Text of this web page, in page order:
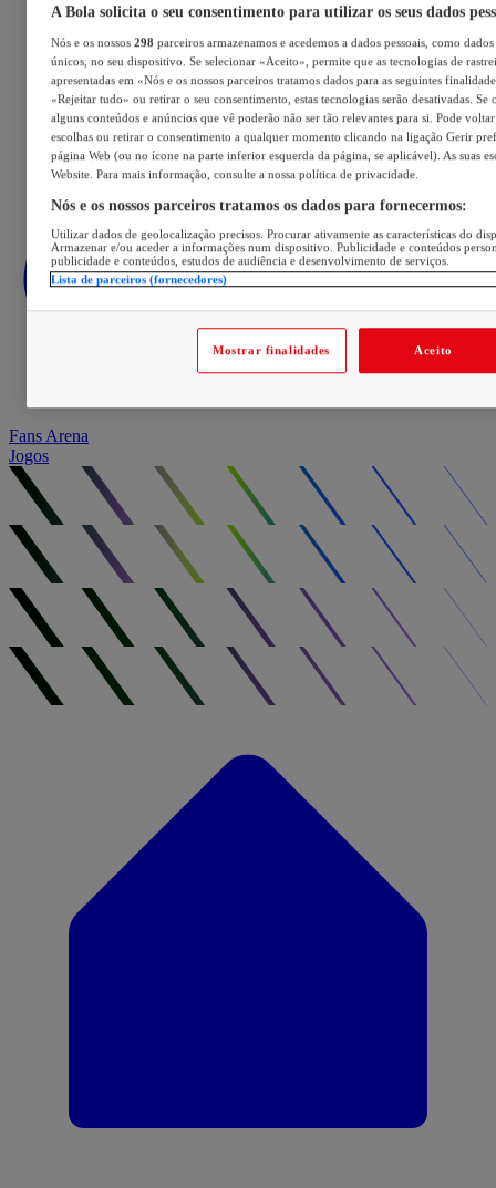
Fans Arena
Jogos
A Bola solicita o seu consentimento para utilizar os seus dados
Nós e os nossos 298 parceiros armazenamos e acedemos a dados pessoais, como
únicos, no seu dispositivo. Se selecionar «Aceito», permite que as tecnologias de
apresentadas em «Nós e os nossos parceiros tratamos dados para as seguintes
«Rejeitar tudo» ou retirar o seu consentimento, estas tecnologias serão desativadas. Se
alguns conteúdos e anúncios que vê poderão não ser tão relevantes para si. Pode voltar
escolhas ou retirar o consentimento a qualquer momento clicando na ligação Gerir
página Web (ou no ícone na parte inferior esquerda da página, se aplicável). As suas
Website. Para mais informação, consulte a nossa política de privacidade.
Nós e os nossos parceiros tratamos os dados para fornecermos:
Utilizar dados de geolocalização precisos. Procurar ativamente as características do
Armazenar e/ou aceder a informações num dispositivo. Publicidade e conteúdos
publicidade e conteúdos, estudos de audiência e desenvolvimento de serviços.
Lista de parceiros (fornecedores)
Mostrar finalidades Aceito